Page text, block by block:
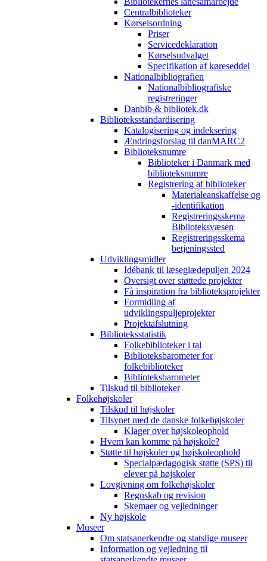
Centralbiblioteker
Kørselsordning
Priser
Servicedeklaration
Kørselsudvalget
Specifikation af køreseddel
Nationalbibliografien
Nationalbibliografiske
registreringer
Danbib & bibliotek.dk
Biblioteksstandardisering
Katalogisering og indeksering
Ændringsforslag til danMARC2
Biblioteksnumre
Biblioteker i Danmark med
biblioteksnumre
Registrering af biblioteker
Materialeanskaffelse og
-identifikation
Registreringsskema
Biblioteksvæsen
Registreringsskema
betjeningssted
Udviklingsmidler
Idébank til læseglædepuljen 2024
Oversigt over støttede projekter
Få inspiration fra biblioteksprojekter
Formidling af
udviklingspuljeprojekter
Projektafslutning
Biblioteksstatistik
Folkebiblioteker i tal
Biblioteksbarometer for
folkebiblioteker
Biblioteksbarometer
Tilskud til biblioteker
Folkehøjskoler
Tilskud til højskoler
Tilsynet med de danske folkehøjskoler
Klager over højskoleophold
Hvem kan komme på højskole?
Støtte til højskoler og højskoleophold
Specialpædagogisk støtte (SPS) til
elever på højskoler
Lovgivning om folkehøjskoler
Regnskab og revision
Skemaer og vejledninger
Ny højskole
Museer
Om statsanerkendte og statslige museer
Information og vejledning til